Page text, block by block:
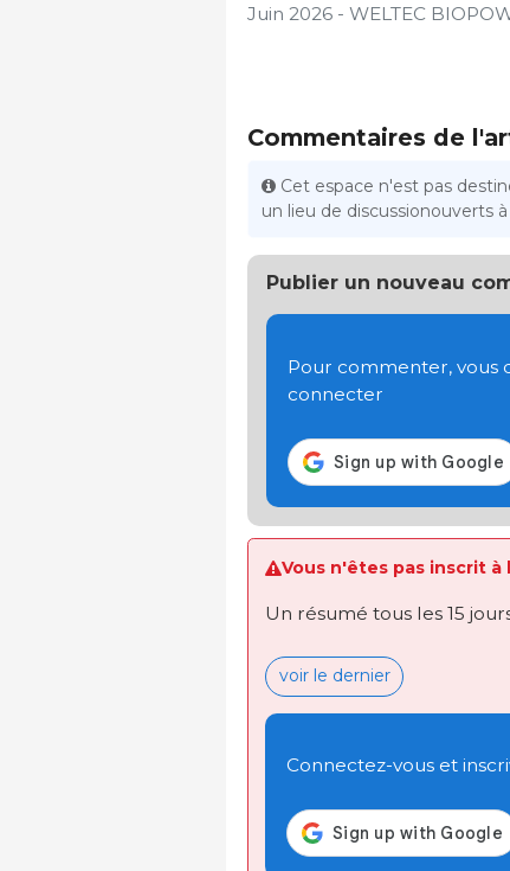
Juin 2026 - WELTEC
Commentaires de
Cet espace n'est pas
un lieu de discussionouverts
Publier un nouveau
Pour commenter, vous
connecter
Vous n'êtes pas inscrit
Un résumé tous les 15
voir le dernier
Connectez-vous et